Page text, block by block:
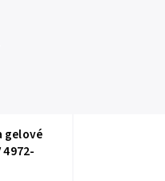
gelové
4972-